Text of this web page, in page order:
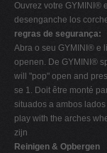
Ouvrez votre GYMINI®
desenganche los
regras de segurança:
Abra o seu GYMINI® e
openen. De GYMINI®
will "pop" open and
se 1. Doit être monté
situados a ambos
play with the arches
zijn
Reinigen & Opbergen